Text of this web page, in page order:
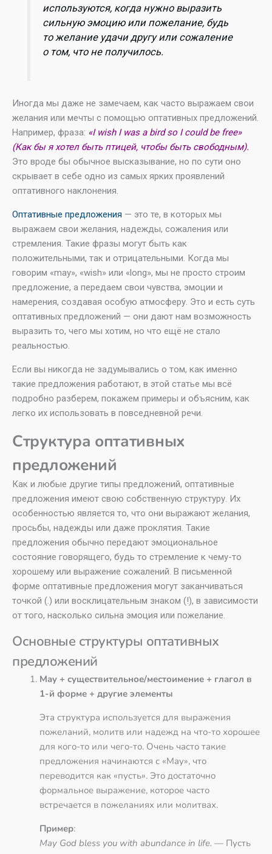
используются, когда нужно выразить
сильную эмоцию или пожелание, будь
то желание удачи другу или сожаление
о том, что не получилось.
Иногда мы даже не замечаем, как часто выражаем свои
желания или мечты с помощью оптативных предложений.
Например, фраза: «I wish I was a bird so I could be free»
(Как бы я хотел быть птицей, чтобы быть свободным).
Это вроде бы обычное высказывание, но по сути оно
скрывает в себе одно из самых ярких проявлений
оптативного наклонения.
Оптативные предложения — это те, в которых мы
выражаем свои желания, надежды, сожаления или
стремления. Такие фразы могут быть как
положительными, так и отрицательными. Когда мы
говорим «may», «wish» или «long», мы не просто строим
предложение, а передаем свои чувства, эмоции и
намерения, создавая особую атмосферу. Это и есть суть
оптативных предложений — они дают нам возможность
выразить то, чего мы хотим, но что ещё не стало
реальностью.
Если вы никогда не задумывались о том, как именно
такие предложения работают, в этой статье мы всё
подробно разберем, покажем примеры и объясним, как
легко их использовать в повседневной речи.
Структура оптативных
предложений
Как и любые другие типы предложений, оптативные
предложения имеют свою собственную структуру. Их
особенностью является то, что они выражают желания,
просьбы, надежды или даже проклятия. Такие
предложения обычно передают эмоциональное
состояние говорящего, будь то стремление к чему-то
хорошему или выражение сожалений. В письменной
форме оптативные предложения могут заканчиваться
точкой (.) или восклицательным знаком (!), в зависимости
от того, насколько сильна эмоция или пожелание.
Основные структуры оптативных
предложений
May + существительное/местоимение + глагол в
1-й форме + другие элементы
Эта структура используется для выражения
пожеланий, молитв или надежд на что-то хорошее
для кого-то или чего-то. Очень часто такие
предложения начинаются с «May», что
переводится как «пусть». Это достаточно
формальное выражение, которое часто
встречается в пожеланиях или молитвах.
Пример:
May God bless you with abundance in life. — Пусть